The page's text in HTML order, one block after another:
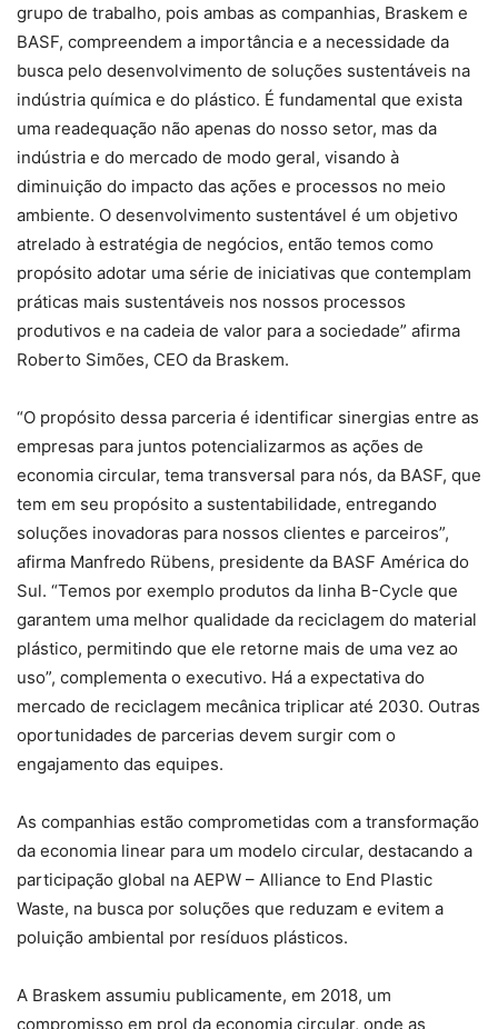
grupo de trabalho, pois ambas as companhias, Braskem e
BASF, compreendem a importância e a necessidade da
busca pelo desenvolvimento de soluções sustentáveis na
indústria química e do plástico. É fundamental que exista
uma readequação não apenas do nosso setor, mas da
indústria e do mercado de modo geral, visando à
diminuição do impacto das ações e processos no meio
ambiente. O desenvolvimento sustentável é um objetivo
atrelado à estratégia de negócios, então temos como
propósito adotar uma série de iniciativas que contemplam
práticas mais sustentáveis nos nossos processos
produtivos e na cadeia de valor para a sociedade” afirma
Roberto Simões, CEO da Braskem.
“O propósito dessa parceria é identificar sinergias entre as
empresas para juntos potencializarmos as ações de
economia circular, tema transversal para nós, da BASF, que
tem em seu propósito a sustentabilidade, entregando
soluções inovadoras para nossos clientes e parceiros”,
afirma Manfredo Rübens, presidente da BASF América do
Sul. “Temos por exemplo produtos da linha B-Cycle que
garantem uma melhor qualidade da reciclagem do material
plástico, permitindo que ele retorne mais de uma vez ao
uso”, complementa o executivo. Há a expectativa do
mercado de reciclagem mecânica triplicar até 2030. Outras
oportunidades de parcerias devem surgir com o
engajamento das equipes.
As companhias estão comprometidas com a transformação
da economia linear para um modelo circular, destacando a
participação global na AEPW – Alliance to End Plastic
Waste, na busca por soluções que reduzam e evitem a
poluição ambiental por resíduos plásticos.
A Braskem assumiu publicamente, em 2018, um
compromisso em prol da economia circular, onde as